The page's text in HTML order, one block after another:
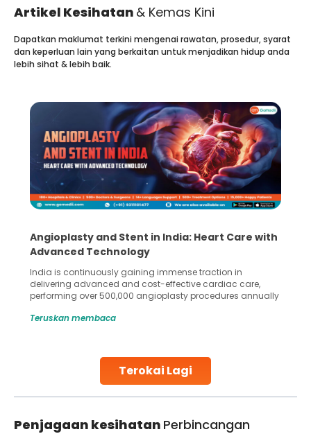
Artikel Kesihatan & Kemas Kini
Terokai Lagi
Dapatkan maklumat terkini mengenai rawatan, prosedur, syarat
dan keperluan lain yang berkaitan untuk menjadikan hidup anda
lebih sihat & lebih baik.
5 Essential Steps for Effective Human Sperm
Collection and Processing Methods
Human sperm collection and processing are critical steps
in advanced reproductive techniques like In Vitro
Fertilization (IVF) and intrauterine insemination (IUI). These
challenges and help couples achieve their dream of
collected, they process the
Teruskan membaca
Penjagaan kesihatan Perbincangan